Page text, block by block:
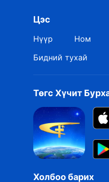
Цэс
Нүүр Ном
Бидний тухай
Төгс Хүчит
Холбоо барих